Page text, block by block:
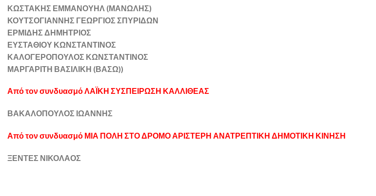
ΚΩΣΤΑΚΗΣ ΕΜΜΑΝΟΥΗΛ (ΜΑΝΩΛΗΣ)
ΚΟΥΤΣΟΓΙΑΝΝΗΣ ΓΕΩΡΓΙΟΣ ΣΠΥΡΙΔΩΝ
ΕΡΜΙΔΗΣ ΔΗΜΗΤΡΙΟΣ
ΕΥΣΤΑΘΙΟΥ ΚΩΝΣΤΑΝΤΙΝΟΣ
ΚΑΛΟΓΕΡΟΠΟΥΛΟΣ ΚΩΝΣΤΑΝΤΙΝΟΣ
ΜΑΡΓΑΡΙΤΗ ΒΑΣΙΛΙΚΗ (ΒΑΣΩ))
Από τον συνδυασμό ΛΑΪΚΗ ΣΥΣΠΕΙΡΩΣΗ ΚΑΛΛΙΘΕΑΣ
ΒΑΚΑΛΟΠΟΥΛΟΣ ΙΩΑΝΝΗΣ
Από τον συνδυασμό ΜΙΑ ΠΟΛΗ ΣΤΟ ΔΡΟΜΟ ΑΡΙΣΤΕΡΗ ΑΝΑΤΡΕΠΤΙΚΗ ΔΗΜΟΤΙΚΗ ΚΙΝΗΣΗ
ΞΕΝΤΕΣ ΝΙΚΟΛΑΟΣ